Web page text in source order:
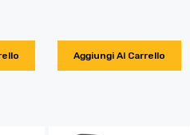
Aggiungi Al Carrello